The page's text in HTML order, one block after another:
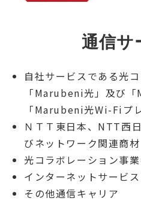
通信サ
自社サービスである光
「Marubeni光」及び
「Marubeni光Wi-Fiプ
ＮＴＴ東日本、NTT西
びネットワーク関連商材
光コラボレーション事
インターネットサービ
その他通信キャリア